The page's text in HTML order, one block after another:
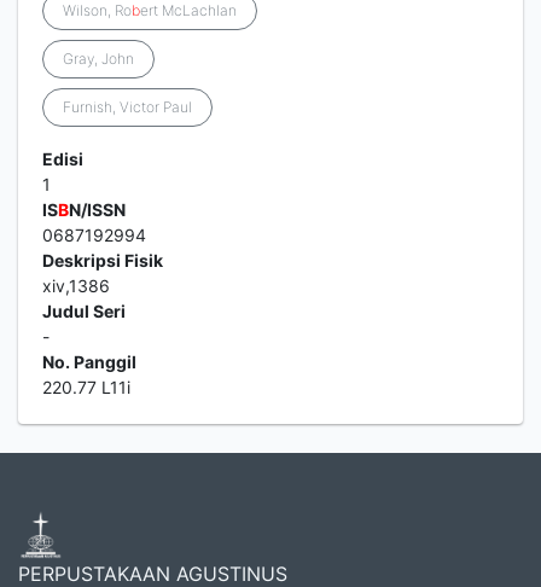
Wilson, Robert McLachlan
Gray, John
Furnish, Victor Paul
Edisi
1
ISBN/ISSN
0687192994
Deskripsi Fisik
xiv,1386
Judul Seri
-
No. Panggil
220.77 L11i
PERPUSTAKAAN AGUSTINUS